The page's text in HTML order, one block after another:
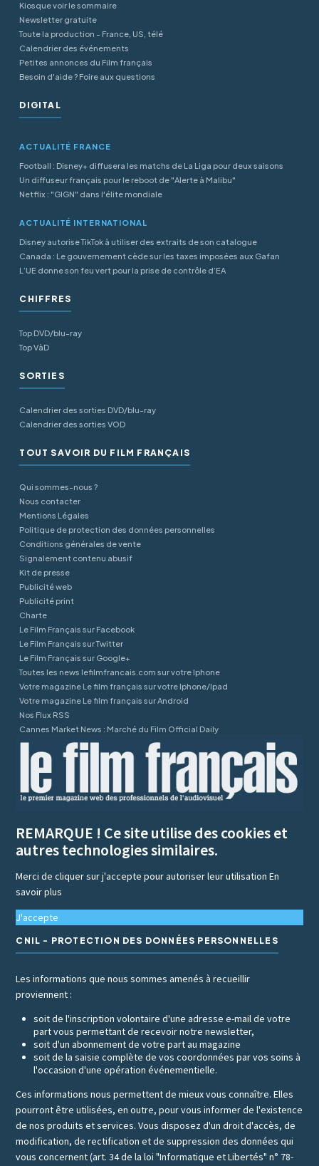
Kiosque voir le sommaire
Newsletter gratuite
Toute la production - France, US, télé
Calendrier des événements
Petites annonces du Film français
Besoin d'aide ? Foire aux questions
DIGITAL
ACTUALITÉ FRANCE
Football : Disney+ diffusera les matchs de La Liga pour deux saisons
Un diffuseur français pour le reboot de "Alerte à Malibu"
Netflix : "GIGN" dans l'élite mondiale
ACTUALITÉ INTERNATIONAL
Disney autorise TikTok à utiliser des extraits de son catalogue
Canada : Le gouvernement cède sur les taxes imposées aux Gafan
L’UE donne son feu vert pour la prise de contrôle d’EA
CHIFFRES
Top DVD/blu-ray
Top VàD
SORTIES
Calendrier des sorties DVD/blu-ray
Calendrier des sorties VOD
TOUT SAVOIR DU FILM FRANÇAIS
Qui sommes-nous ?
Nous contacter
Mentions Légales
Politique de protection des données personnelles
Conditions générales de vente
Signalement contenu abusif
Kit de presse
Publicité web
Publicité print
Charte
Le Film Français sur Facebook
Le Film Français sur Twitter
Le Film Français sur Google+
Toutes les news lefilmfrancais.com sur votre Iphone
Votre magazine Le film français sur votre Iphone/Ipad
Votre magazine Le film français sur Android
Nos Flux RSS
Cannes Market News : Marché du Film Official Daily
REMARQUE ! Ce site utilise des cookies et
autres technologies similaires.
Merci de cliquer sur j'accepte pour autoriser leur utilisationEn
savoir plus
J'accepte
CNIL - PROTECTION DES DONNÉES PERSONNELLES
Les informations que nous sommes amenés à recueillir
proviennent :
soit de l'inscription volontaire d'une adresse e-mail de votre
part vous permettant de recevoir notre newsletter,
soit d'un abonnement de votre part au magazine
soit de la saisie complète de vos coordonnées par vos soins à
l'occasion d'une opération événementielle.
Ces informations nous permettent de mieux vous connaître. Elles
pourront être utilisées, en outre, pour vous informer de l'existence
de nos produits et services. Vous disposez d'un droit d'accès, de
modification, de rectification et de suppression des données qui
vous concernent (art. 34 de la loi "Informatique et Libertés" n° 78-